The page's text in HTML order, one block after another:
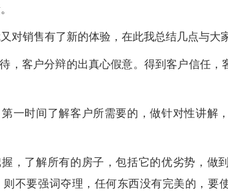
对销售有了新的体验，在此我总结几点与大
，客户分辩的出真心假意。得到客户信任，
一时间了解客户所需要的，做针对性讲解
，了解所有的房子，包括它的优劣势，做
不要强词夺理，任何东西没有完美的，要